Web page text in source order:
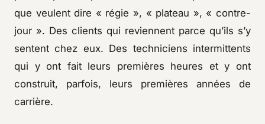
que veulent dire « régie », « plateau », « contre-
jour ». Des clients qui reviennent parce qu’ils s’y
sentent chez eux. Des techniciens intermittents
qui y ont fait leurs premières heures et y ont
construit, parfois, leurs premières années de
carrière.